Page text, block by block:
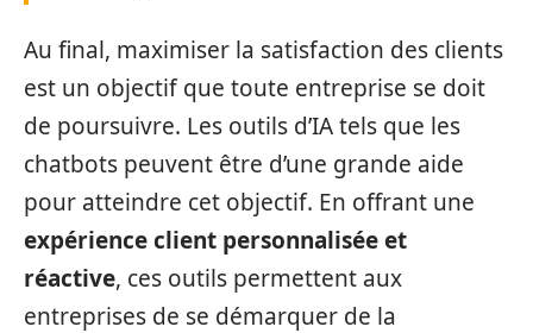
Au final, maximiser la satisfaction des clients
est un objectif que toute entreprise se doit
de poursuivre. Les outils d’IA tels que les
chatbots peuvent être d’une grande aide
pour atteindre cet objectif. En offrant une
expérience client personnalisée et
réactive, ces outils permettent aux
entreprises de se démarquer de la